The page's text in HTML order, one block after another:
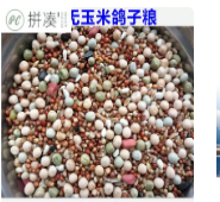
引归巢信鸽鸽粮训放用比
赛鸽高能量-鸽饲料(蓝朋
友旗舰店仅售43.2元)